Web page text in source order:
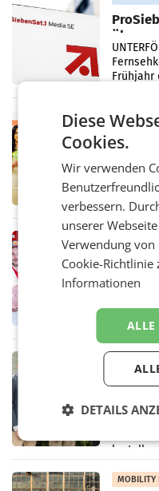
Frühjahr
RETAIL
Eine
Über
Altstoff
Müller-
Penny
WIENER
in Haag
Alles
WIENER
MOBILITY
Diese
Cookies.
Wir verwenden
verbessern.
unserer
Verwendung von
Cookie-Richtlinie
Informationen
ALLE
DETAILS